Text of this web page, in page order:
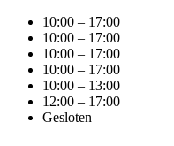
10:00 – 17:00
10:00 – 17:00
10:00 – 17:00
10:00 – 17:00
10:00 – 13:00
12:00 – 17:00
Gesloten